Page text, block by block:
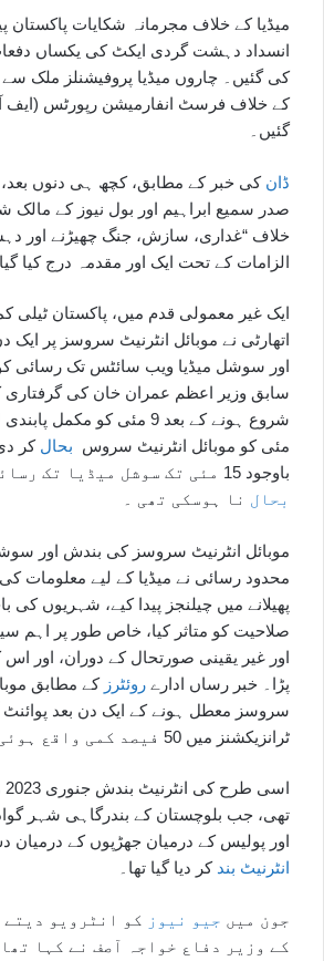
میڈیا کے خلاف مجرمانہ شکایات پاکستان
انسداد دہشت گردی ایکٹ کی یکساں
کی گئیں۔ چاروں میڈیا پروفیشنلز ملک
کے خلاف فرسٹ انفارمیشن رپورٹس (ایف
گئیں۔
ڈان کی خبر کے مطابق، کچھ ہی دنوں بعد،
صدر سمیع ابراہیم اور بول نیوز کے
خلاف “غداری، سازش، جنگ چھیڑنے اور
الزامات کے تحت ایک اور مقدمہ درج کیا
ایک غیر معمولی قدم میں، پاکستان ٹیلی
اتھارٹی نے موبائل انٹرنیٹ سروسز پر ایک
اور سوشل میڈیا ویب سائٹس تک رسائی کو
سابق وزیر اعظم عمران خان کی گرفتاری
مئی کو موبائل انٹرنیٹ سروس بحال کر
باوجود 15 مئی تک سوشل میڈیا تک رسائی
بحال نا ہوسکی تھی ۔
موبائل انٹرنیٹ سروسز کی بندش اور
محدود رسائی نے میڈیا کے لیے معلومات کی
پھیلانے میں چیلنجز پیدا کیے، شہریوں کی
صلاحیت کو متاثر کیا، خاص طور پر اہم
اور غیر یقینی صورتحال کے دوران، اور اس
پڑا۔ خبر رساں ادارے روئٹرز کے مطابق
سروسز معطل ہونے کے ایک دن بعد
ٹرانزیکشنز میں 50 فیصد کمی واقع ہوئی۔
تھی، جب بلوچستان کے بندرگاہی شہر
اور پولیس کے درمیان جھڑپوں کے
انٹرنیٹ بند کر دیا گیا تھا۔
جون میں جیو نیوز کو انٹرویو
کے وزیر دفاع خواجہ آصف نے کہا